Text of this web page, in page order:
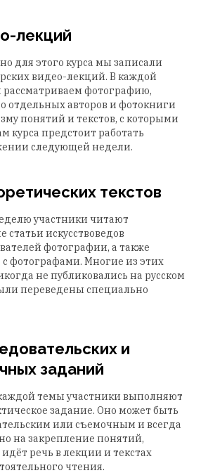
лекций
для этого курса мы записали
видео-лекций. В каждой
фотографию,
отдельных авторов и фотокниги
понятий и текстов, с которыми
курса предстоит работать
следующей недели.
текстов
участники читают
статьи искусствоведов
фотографии, а также
фотографами. Многие из этих
не публиковались на русском
переведены специально
и
заданий
темы участники выполняют
задание. Оно может быть
или съемочным и всегда
на закрепление понятий,
речь в лекции и текстах
чтения.